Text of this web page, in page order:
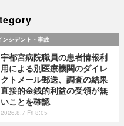
ンシデント・事故
宇都宮病院職員の患者情報利
用による別医療機関のダイレ
クトメール郵送、調査の結果
直接的金銭的利益の受領が無
いことを確認
2026.8.7 Fri 8:05